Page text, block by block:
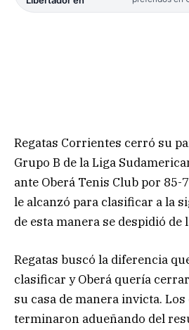
Regatas Corrientes cerró su
Grupo B de la Liga
ante Oberá Tenis Club por 85-
le alcanzó para clasificar a la
de esta manera se despidió de
Regatas buscó la diferencia
clasificar y Oberá quería
su casa de manera invicta.
terminaron adueñando del